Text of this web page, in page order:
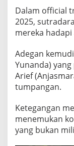
Dalam official
2025,
mereka
Adegan
Yunanda)
Arief
tumpangan.
Ketegangan
menemukan
yang bukan